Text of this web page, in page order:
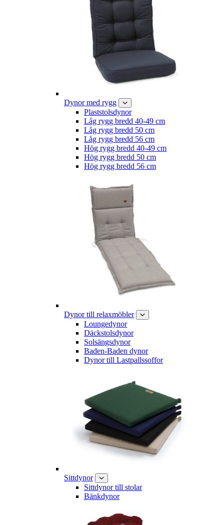
Dynor med rygg
Plaststolsdynor
Låg rygg bredd 40-49 cm
Låg rygg bredd 50 cm
Låg rygg bredd 56 cm
Hög rygg bredd 40-49 cm
Hög rygg bredd 50 cm
Hög rygg bredd 56 cm
Dynor till relaxmöbler
Loungedynor
Däckstolsdynor
Solsängsdynor
Baden-Baden dynor
Dynor till Lastpallssoffor
Sittdynor
Sittdynor till stolar
Bänkdynor